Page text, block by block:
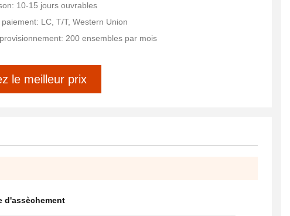
10-15 jours ouvrables
LC, T/T, Western Union
200 ensembles par mois
le meilleur prix
d'assèchement